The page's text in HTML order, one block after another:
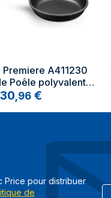
Premiere A411230
Poêle polyvalente
30,96 €
Price pour distribuer
de